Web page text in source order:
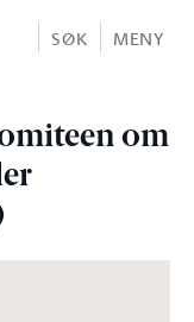
SØK MENY
om